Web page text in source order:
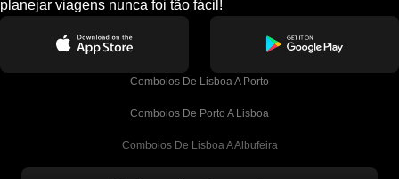
planejar viagens nunca foi tão fácil!
Comboios De Lisboa A Porto
Comboios De Porto A Lisboa
Comboios De Lisboa A Albufeira